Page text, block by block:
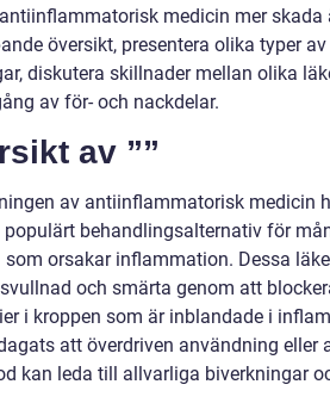
medicin mer skada
översikt, presentera olika typer
diskutera skillnader mellan olika
av för- och nackdelar.
av ””
av antiinflammatorisk medicin
behandlingsalternativ för
orsakar inflammation. Dessa
och smärta genom att
i kroppen som är inblandade i
att överdriven användning eller
kan leda till allvarliga biverkningar